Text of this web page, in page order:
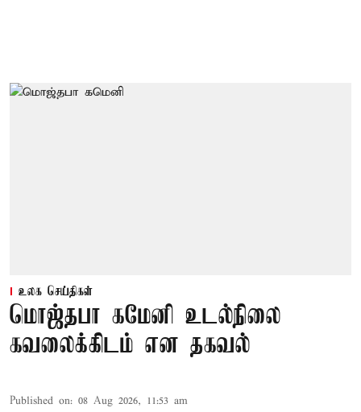
உலக செய்திகள்
மொஜ்தபா கமேனி உடல்நிலை
கவலைக்கிடம் என தகவல்
Published on: 08 Aug 2026, 11:53 am